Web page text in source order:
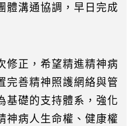
體溝通協調，早日完成
修正，希望精進精神病
完善精神照護網絡與管
基礎的支持體系，強化
神病人生命權、健康權